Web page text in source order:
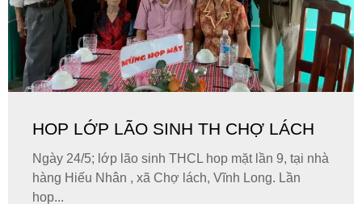
HOP LỚP LÃO SINH TH CHỢ LÁCH
Ngày 24/5; lớp lão sinh THCL hop mặt lần 9, tại nhà
hàng Hiếu Nhân , xã Chợ lách, Vĩnh Long. Lần
hop...